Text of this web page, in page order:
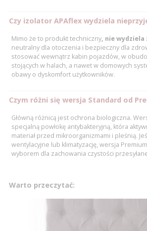
Czy izolator APAflex wydziela
Mimo że to produkt techniczny, nie wydziela
neutralny dla otoczenia i bezpieczny dla
stosować wewnątrz kabin pojazdów, w
stojących w halach, a nawet w domowych
obawy o dyskomfort użytkowników.
Czym różni się wersja Standard od
Główną różnicą jest ochrona biologiczna.
specjalną powłokę antybakteryjną, która
materiał przed mikroorganizmami i pleśnią.
wentylacyjne lub klimatyzację, wersja
wyborem dla zachowania czystości
Warto przeczytać: